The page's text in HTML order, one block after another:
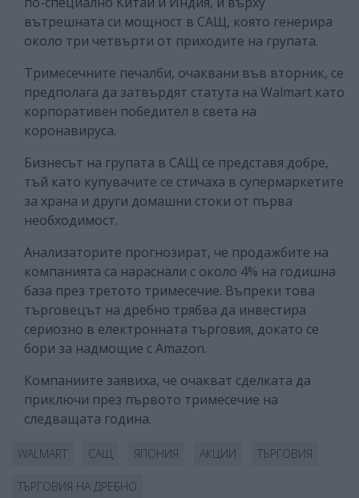
вътрешната си мощност в САЩ, която генерира
около три четвърти от приходите на групата.
Тримесечните печалби, очаквани във вторник, се
предполага да затвърдят статута на Walmart като
корпоративен победител в света на
коронавируса.
Бизнесът на групата в САЩ се представя добре,
тъй като купувачите се стичаха в супермаркетите
за храна и други домашни стоки от първа
необходимост.
Анализаторите прогнозират, че продажбите на
компанията са нараснали с около 4% на годишна
база през третото тримесечие. Въпреки това
търговецът на дребно трябва да инвестира
сериозно в електронната търговия, докато се
бори за надмощие с Amazon.
Компаниите заявиха, че очакват сделката да
приключи през първото тримесечие на
следващата година.
WALMART САЩ ЯПОНИЯ АКЦИИ ТЪРГОВИЯ
ТЪРГОВИЯ НА ДРЕБНО